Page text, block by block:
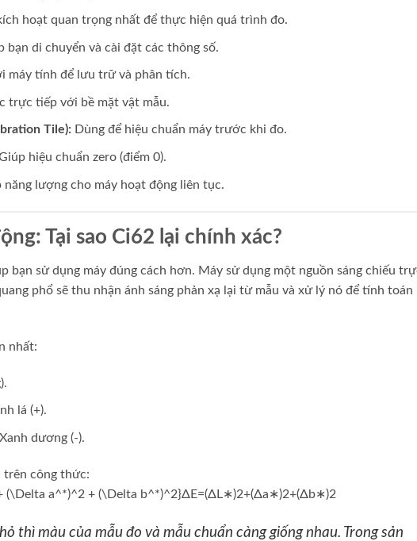
hoạt quan trọng nhất để thực hiện quá trình đo.
bạn di chuyển và cài đặt các thông số.
máy tính để lưu trữ và phân tích.
trực tiếp với bề mặt vật mẫu.
Tile):Dùng để hiệu chuẩn máy trước khi đo.
hiệu chuẩn zero (điểm 0).
năng lượng cho máy hoạt động liên tục.
Tại sao Ci62 lại chính xác?
bạn sử dụng máy đúng cách hơn. Máy sử dụng một nguồn sáng chiếu
phổ sẽ thu nhận ánh sáng phản xạ lại từ mẫu và xử lý nó để tính toán
nhất:
lá (+).
dương (-).
trên công thức:
(\Delta a^*)^2 + (\Delta b^*)^2}ΔE=(ΔL∗)2+(Δa∗)2+(Δb∗)2​
thì màu của mẫu đo và mẫu chuẩn càng giống nhau. Trong sản